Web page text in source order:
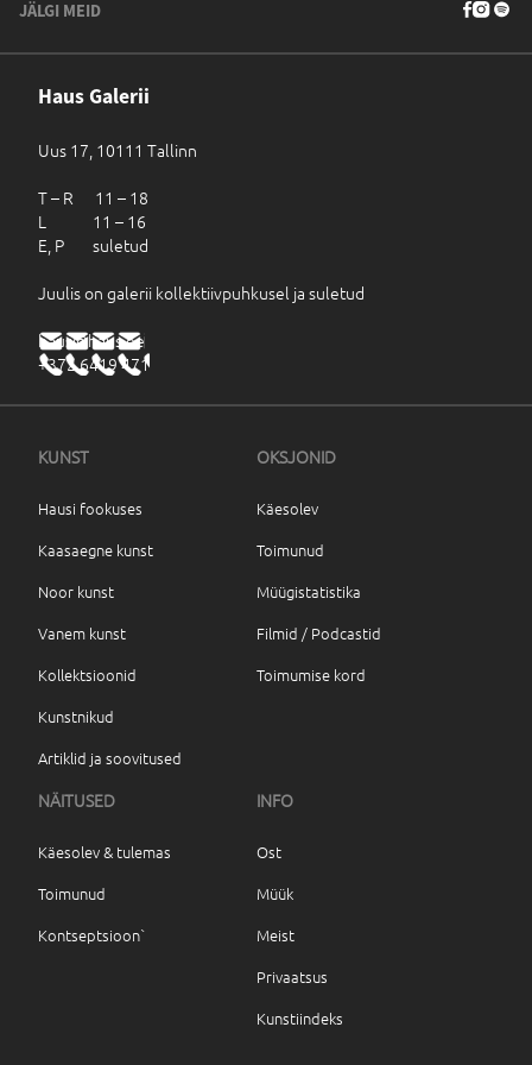
JÄLGI MEID
Haus Galerii
Uus 17, 10111 Tallinn
T – R 11 – 18
L 11 – 16
E, P suletud
Juulis on galerii kollektiivpuhkusel ja suletud
haus@haus.ee
+372 6419 471
KUNST
Hausi fookuses
Kaasaegne kunst
Noor kunst
Vanem kunst
Kollektsioonid
Kunstnikud
Artiklid ja soovitused
OKSJONID
Käesolev
Toimunud
Müügistatistika
Filmid / Podcastid
Toimumise kord
NÄITUSED
Käesolev & tulemas
Toimunud
Kontseptsioon`
INFO
Ost
Müük
Meist
Privaatsus
Kunstiindeks